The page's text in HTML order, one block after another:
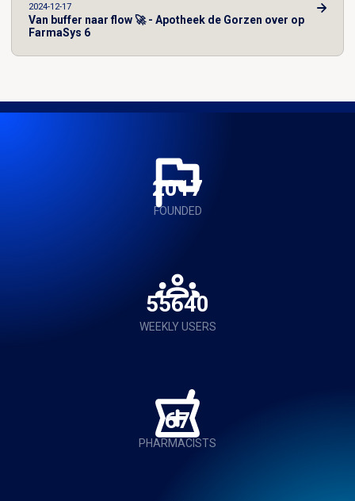
2024-12-17
Van buffer naar flow 🚀 - Apotheek de Gorzen over op
FarmaSys 6
2016
FOUNDED
56000
WEEKLY USERS
68
PHARMACISTS